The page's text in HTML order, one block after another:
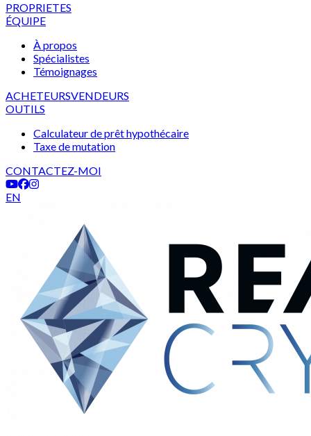
PROPRIETES
ÉQUIPE
À propos
Spécialistes
Témoignages
ACHETEURSVENDEURS
OUTILS
Calculateur de prêt hypothécaire
Taxe de mutation
CONTACTEZ-MOI
EN